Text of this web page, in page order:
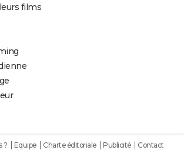
films
? Equipe Charte éditoriale Publicité
Contact